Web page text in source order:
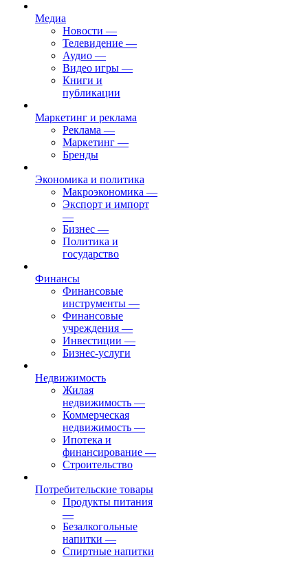
Медиа
Новости —
Телевидение —
Аудио —
Видео игры —
Книги и
публикации
Маркетинг и реклама
Реклама —
Маркетинг —
Бренды
Экономика и политика
Макроэкономика —
Экспорт и импорт
—
Бизнес —
Политика и
государство
Финансы
Финансовые
инструменты —
Финансовые
учреждения —
Инвестиции —
Бизнес-услуги
Недвижимость
Жилая
недвижимость —
Коммерческая
недвижимость —
Ипотека и
финансирование —
Строительство
Потребительские товары
Продукты питания
—
Безалкогольные
напитки —
Спиртные напитки